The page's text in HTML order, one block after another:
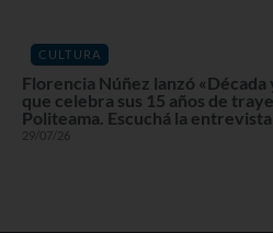
CULTURA
Florencia Núñez lanzó «Década
que celebra sus 15 años de
Politeama. Escuchá la entrevista
29/07/26